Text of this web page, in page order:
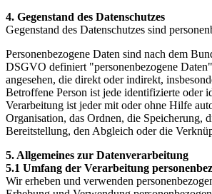
4. Gegenstand des Datenschutzes
Gegenstand des Datenschutzes sind
Personenbezogene Daten sind nach dem
DSGVO definiert "personenbezogene
angesehen, die direkt oder indirekt,
Betroffene Person ist jede identifizierte oder
Verarbeitung ist jeder mit oder ohne Hilfe
Organisation, das Ordnen, die Speicherung,
Bereitstellung, den Abgleich oder die
5. Allgemeines zur Datenverarbeitung
5.1 Umfang der Verarbeitung
Wir erheben und verwenden